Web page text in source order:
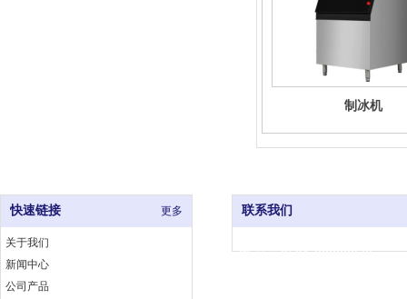
制冰机
快速链接 更多
关于我们
新闻中心
公司产品
联系我们
电 话：0591-83333376